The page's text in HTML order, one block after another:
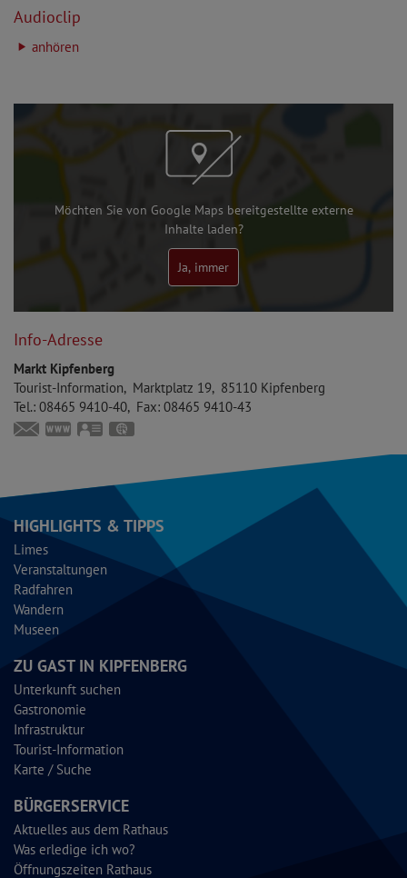
Audioclip
anhören
Möchten Sie von Google Maps bereitgestellte externe
Inhalte laden?
Ja, immer
Info-Adresse
Markt Kipfenberg
Tourist-Information
Marktplatz 19 85110 Kipfenberg
Tel.: 08465 9410-40 Fax: 08465 9410-43
touristinfo@markt-kipfenberg.de
www.kipfenberg.de
vCard
HIGHLIGHTS & TIPPS
Limes
Veranstaltungen
Radfahren
Wandern
Museen
ZU GAST IN KIPFENBERG
Unterkunft suchen
Gastronomie
Infrastruktur
Tourist-Information
Karte / Suche
BÜRGERSERVICE
Aktuelles aus dem Rathaus
Was erledige ich wo?
Öffnungszeiten Rathaus